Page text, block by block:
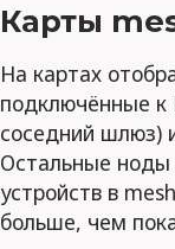
Карты
На картах
подключённые к
соседний шлюз)
Остальные
устройств в
больше, чем